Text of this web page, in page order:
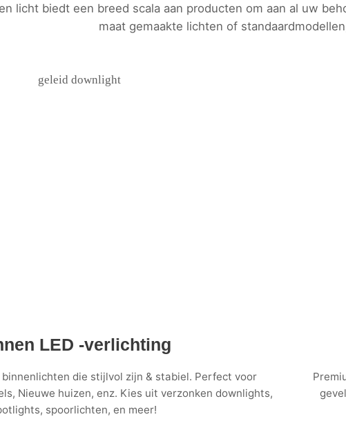
licht biedt een breed scala aan producten om aan al uw
maat gemaakte lichten of
LED -verlichting
die stijlvol zijn & stabiel. Perfect voor
Nieuwe huizen, enz. Kies uit verzonken downlights,
spoorlichten, en meer!